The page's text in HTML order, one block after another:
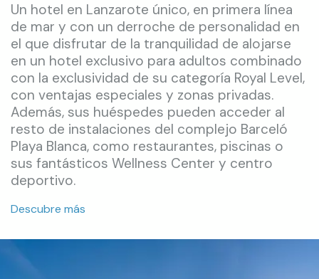
Un hotel en Lanzarote único, en primera línea
de mar y con un derroche de personalidad en
el que disfrutar de la tranquilidad de alojarse
en un hotel exclusivo para adultos combinado
con la exclusividad de su categoría Royal Level,
con ventajas especiales y zonas privadas.
Además, sus huéspedes pueden acceder al
resto de instalaciones del complejo Barceló
Playa Blanca, como restaurantes, piscinas o
sus fantásticos Wellness Center y centro
deportivo.
Descubre más